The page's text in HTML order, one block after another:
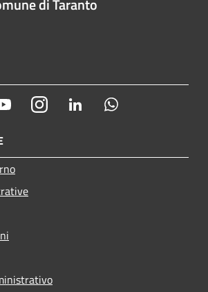
YoutubeInstagram LinkedIn